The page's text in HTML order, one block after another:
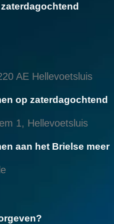
AE Hellevoetsluis
op zaterdagochtend
1, Hellevoetsluis
aan het Brielse meer